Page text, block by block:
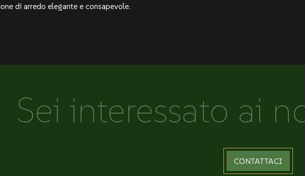
di arredo elegante e consapevole.
Sei interessato ai
CONTATTACI